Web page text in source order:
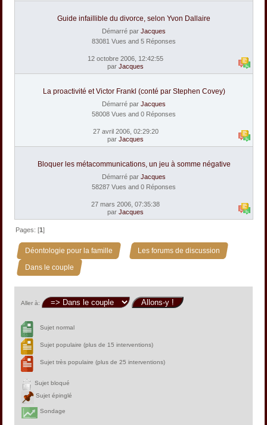
Guide infaillible du divorce, selon Yvon Dallaire
Démarré par Jacques
83081 Vues and 5 Réponses
12 octobre 2006, 12:42:55
par Jacques
La proactivité et Victor Frankl (conté par Stephen Covey)
Démarré par Jacques
58008 Vues and 0 Réponses
27 avril 2006, 02:29:20
par Jacques
Bloquer les métacommunications, un jeu à somme négative
Démarré par Jacques
58287 Vues and 0 Réponses
27 mars 2006, 07:35:38
par Jacques
Pages: [1]
Déontologie pour la famille » Les forums de discussion »
Dans le couple
Aller à:
Sujet normal
Sujet populaire (plus de 15 interventions)
Sujet très populaire (plus de 25 interventions)
Sujet bloqué
Sujet épinglé
Sondage